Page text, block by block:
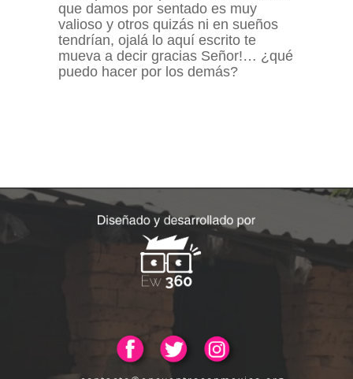
que damos por sentado es muy
valioso y otros quizás ni en sueños
tendrían, ojalá lo aquí escrito te
mueva a decir gracias Señor!… ¿qué
puedo hacer por los demás?